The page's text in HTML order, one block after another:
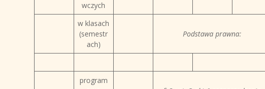
wczych
w klasach
(semestr
ach)
Podstawa prawna:
program